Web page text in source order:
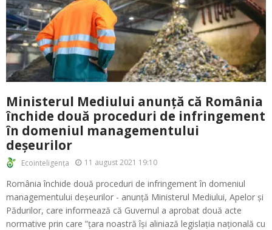
Ministerul Mediului anunță că România
închide două proceduri de infringement
în domeniul managementului
deșeurilor
Ecointeligența 11 august 2021 19:10
România închide două proceduri de infringement în domeniul
managementului deșeurilor - anunță Ministerul Mediului, Apelor și
Pădurilor, care informează că Guvernul a aprobat două acte
normative prin care ”țara noastră își aliniază legislația națională cu